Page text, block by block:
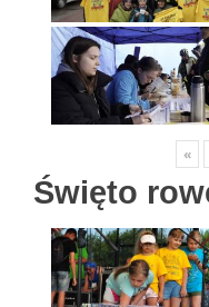
«
Święto